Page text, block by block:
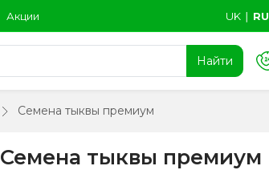
Акции UK ∣ RU
Найти
Семена тыквы премиум
Семена тыквы премиум